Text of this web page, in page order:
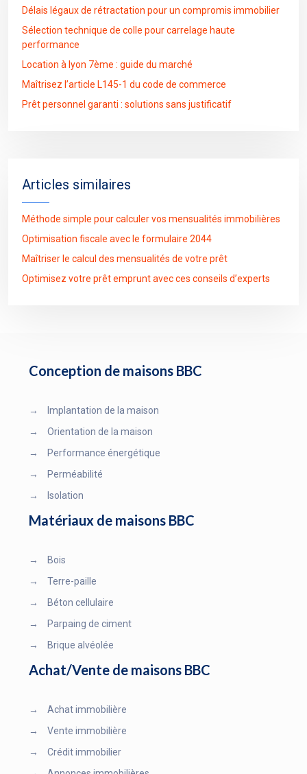
Délais légaux de rétractation pour un compromis immobilier
Sélection technique de colle pour carrelage haute
performance
Location à lyon 7ème : guide du marché
Maîtrisez l’article L145-1 du code de commerce
Prêt personnel garanti : solutions sans justificatif
Articles similaires
Méthode simple pour calculer vos mensualités immobilières
Optimisation fiscale avec le formulaire 2044
Maîtriser le calcul des mensualités de votre prêt
Optimisez votre prêt emprunt avec ces conseils d’experts
Conception de maisons BBC
→
Implantation de la maison
→
Orientation de la maison
→
Performance énergétique
→
Perméabilité
→
Isolation
Matériaux de maisons BBC
→
Bois
→
Terre-paille
→
Béton cellulaire
→
Parpaing de ciment
→
Brique alvéolée
Achat/Vente de maisons BBC
→
Achat immobilière
→
Vente immobilière
→
Crédit immobilier